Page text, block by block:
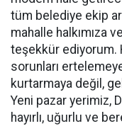
tüm belediye ekip
mahalle halkımıza
teşekkür ediyorum.
sorunları
kurtarmaya değil,
Yeni pazar yerimiz,
hayırlı, uğurlu ve